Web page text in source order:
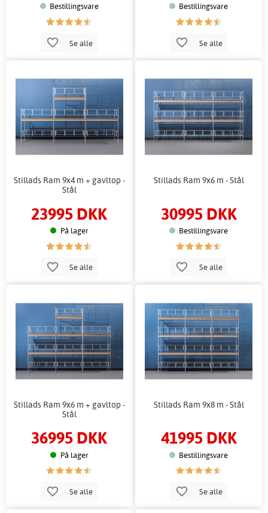
Bestillingsvare
Se alle
Bestillingsvare
Se alle
Stillads Ram 9x4 m + gavltop -
Stål
23995 DKK
På lager
Se alle
Stillads Ram 9x6 m - Stål
30995 DKK
Bestillingsvare
Se alle
Stillads Ram 9x6 m + gavltop -
Stål
36995 DKK
På lager
Se alle
Stillads Ram 9x8 m - Stål
41995 DKK
Bestillingsvare
Se alle